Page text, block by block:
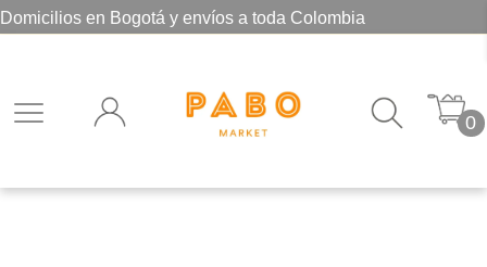
Domicilios en Bogotá y envíos a toda Colombia
0